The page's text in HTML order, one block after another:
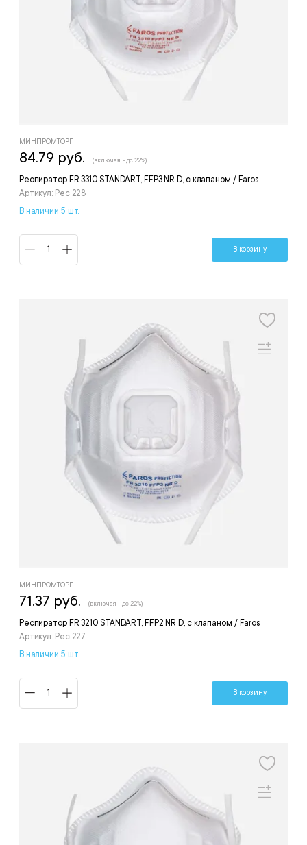
Респиратор FR 3310 STANDART, FFP3 NR D, с клапаном / Faros
Артикул: Рес 228
МИНПРОМТОРГ
84.79 руб. (включая ндс 22%)
В наличии 5 шт.
В корзину
Респиратор FR 3210 STANDART, FFP2 NR D, с клапаном / Faros
Артикул: Рес 227
МИНПРОМТОРГ
71.37 руб. (включая ндс 22%)
В наличии 5 шт.
В корзину